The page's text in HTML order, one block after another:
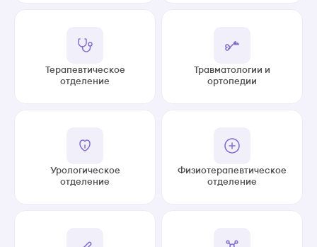
Терапевтическое
отделение
Травматологии и
ортопедии
Урологическое
отделение
Физиотерапевтическое
отделение